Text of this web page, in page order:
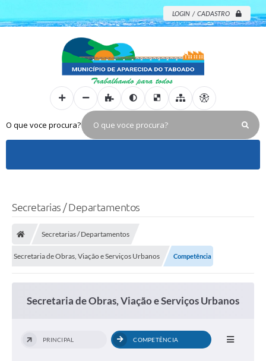
LOGIN / CADASTRO
O que voce procura?
Secretarias / Departamentos
Secretarias / Departamentos
Secretaria de Obras, Viação e Serviços Urbanos Competência
Secretaria de Obras, Viação e Serviços Urbanos
PRINCIPAL COMPETÊNCIA